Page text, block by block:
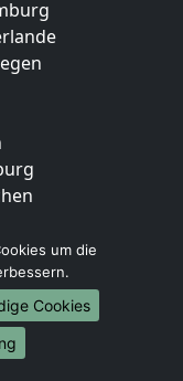
am Main
um die
Cookies